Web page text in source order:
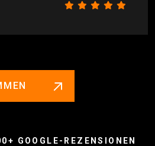
GOOGLE-REZENSIONEN